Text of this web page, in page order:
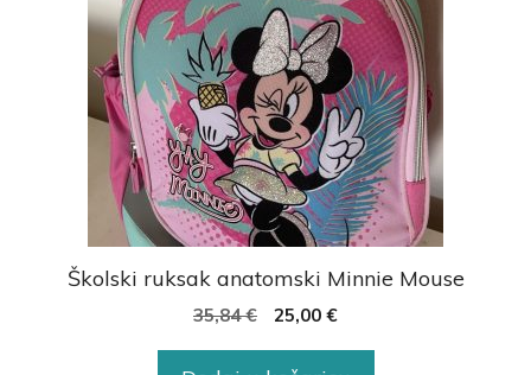
Školski ruksak anatomski Minnie Mouse
35,84€ 25,00 €